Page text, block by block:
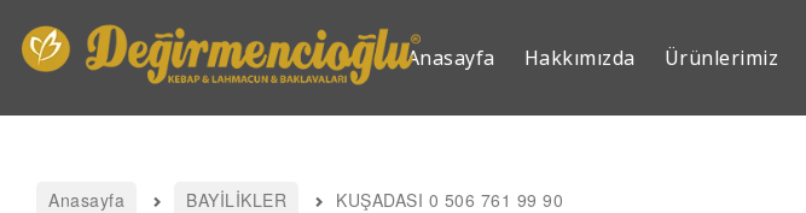
Anasayfa Hakkımızda Ürünlerimiz
Anasayfa BAYİLİKLER KUŞADASI 0 506 761 99 90